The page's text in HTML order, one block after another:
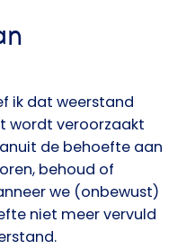
ik dat weerstand
wordt veroorzaakt
de behoefte aan
behoud of
we (onbewust)
niet meer vervuld